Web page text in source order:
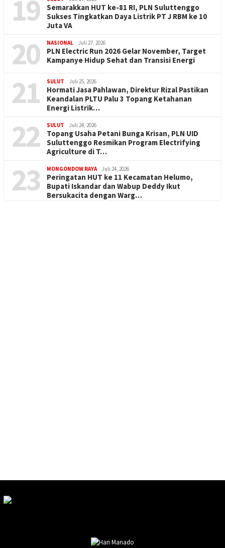
19
Semarakkan HUT ke-81 RI, PLN Suluttenggo
Sukses Tingkatkan Daya Listrik PT J RBM ke 10
Juta VA
20 NASIONAL Juli 27, 2026
PLN Electric Run 2026 Gelar November, Target
Kampanye Hidup Sehat dan Transisi Energi
21 SULUT Juli 25, 2026
Hormati Jasa Pahlawan, Direktur Rizal Pastikan
Keandalan PLTU Palu 3 Topang Ketahanan
Energi Listrik…
22 SULUT Juli 24, 2026
Topang Usaha Petani Bunga Krisan, PLN UID
Suluttenggo Resmikan Program Electrifying
Agriculture di T…
23 MONGONDOW RAYA Juli 24, 2026
Peringatan HUT ke 11 Kecamatan Helumo,
Bupati Iskandar dan Wabup Deddy Ikut
Bersukacita dengan Warg…